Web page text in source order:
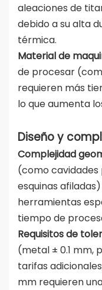
aleaciones de
debido a su alta
térmica.
Material de
de procesar
requieren más
lo que aumenta
Diseño y
Complejidad
(como cavidades
esquinas
herramientas
tiempo de
Requisitos de
(metal ± 0.1 mm,
tarifas
mm requieren